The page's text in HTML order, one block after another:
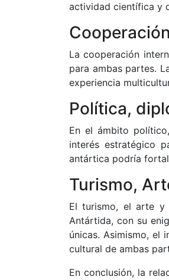
actividad científica y
La cooperación
para ambas partes.
experiencia
Política,
En el ámbito
interés estratégico
antártica podría
Turismo,
El turismo, el arte y
Antártida, con su
únicas. Asimismo, el
cultural de ambas
En conclusión, la